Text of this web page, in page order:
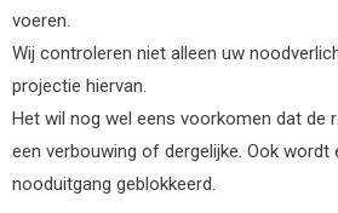
voeren.
Wij controleren niet alleen uw
projectie hiervan.
Het wil nog wel eens voorkomen dat de
een verbouwing of dergelijke. Ook wordt
nooduitgang geblokkeerd.